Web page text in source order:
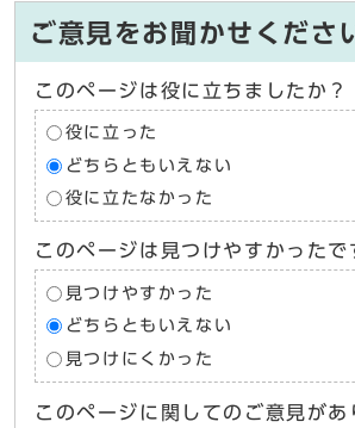
ご意見をお聞かせくださ
このページは役に立ちましたか？
役に立った
どちらともいえない
役に立たなかった
このページは見つけやすかったで
見つけやすかった
どちらともいえない
見つけにくかった
このページに関してのご意見が